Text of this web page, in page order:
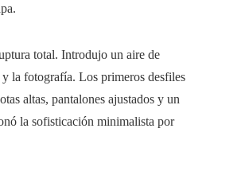
total. Introdujo un aire de
la fotografía. Los primeros desfiles
altas, pantalones ajustados y un
la sofisticación minimalista por